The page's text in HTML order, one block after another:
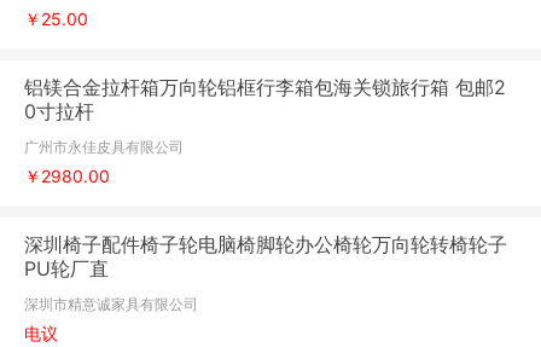
￥25.00
铝镁合金拉杆箱万向轮铝框行李箱包海关锁旅行箱 包邮2
0寸拉杆
广州市永佳皮具有限公司
￥2980.00
深圳椅子配件椅子轮电脑椅脚轮办公椅轮万向轮转椅轮子
PU轮厂直
深圳市精意诚家具有限公司
电议